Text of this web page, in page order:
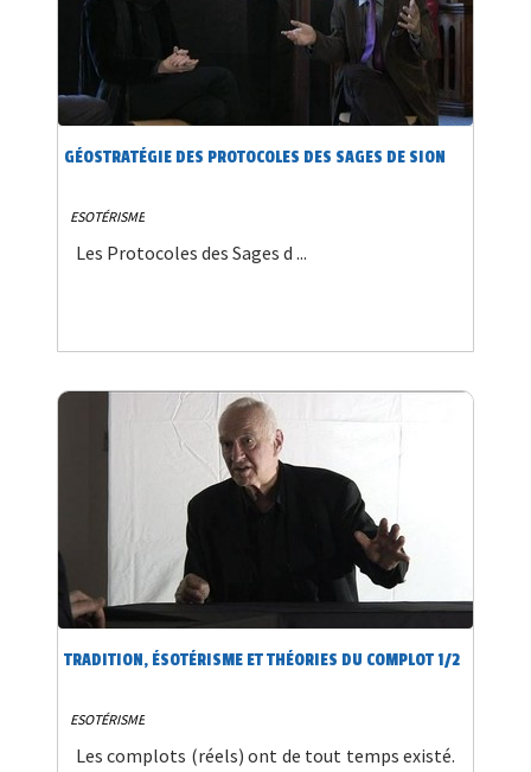
GÉOSTRATÉGIE DES PROTOCOLES DES SAGES DE SION
ESOTÉRISME
Les Protocoles des Sages d ...
TRADITION, ÉSOTÉRISME ET THÉORIES DU COMPLOT 1/2
ESOTÉRISME
Les complots (réels) ont de tout temps existé.